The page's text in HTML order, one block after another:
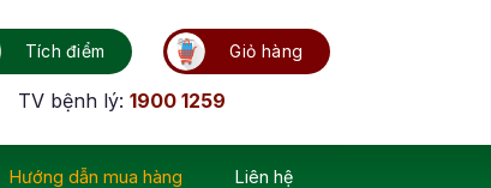
Tích điểm Giỏ hàng
TV bệnh lý: 1900 1259
Hướng dẫn mua hàng Liên hệ